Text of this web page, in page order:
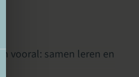
vooral: samen leren en